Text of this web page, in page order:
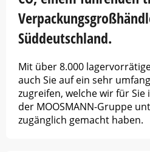
Süddeutschland.
Mit über 8.000
auch Sie auf ein sehr
zugreifen, welche wir für
der MOOSMANN-Gruppe
zugänglich gemacht haben.